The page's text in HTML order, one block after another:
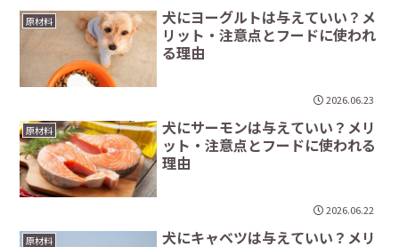
原材料
犬にヨーグルトは与えていい？メ
リット・注意点とフードに使われ
る理由
2026.06.23
原材料
犬にサーモンは与えていい？メリ
ット・注意点とフードに使われる
理由
2026.06.22
原材料
犬にキャベツは与えていい？メリ